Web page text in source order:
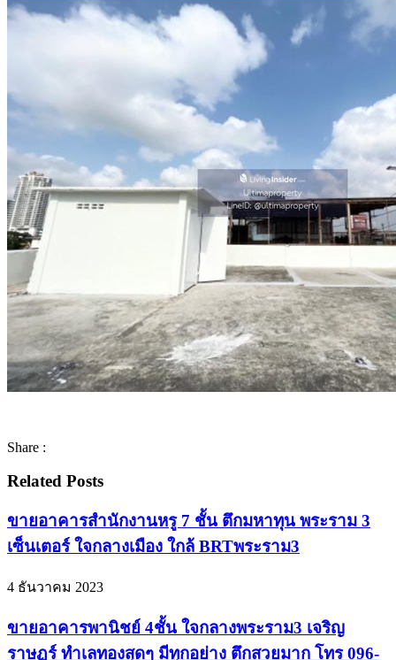
Share :
Related Posts
ขายอาคารสำนักงานหรู 7 ชั้น ตึกมหาทุน พระราม 3
เซ็นเตอร์ ใจกลางเมือง ใกล้ BRTพระราม3
4 ธันวาคม 2023
ขายอาคารพานิชย์ 4ชั้น ใจกลางพระราม3 เจริญ
ราษฏร์ ทำเลทองสุดๆ มีทุกอย่าง ตึกสวยมาก โทร 096-